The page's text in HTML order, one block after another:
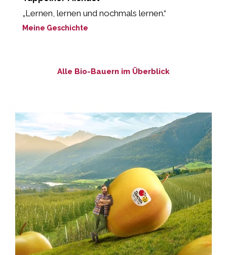
„Lernen, lernen und nochmals lernen.“
Meine Geschichte
Alle Bio-Bauern im Überblick